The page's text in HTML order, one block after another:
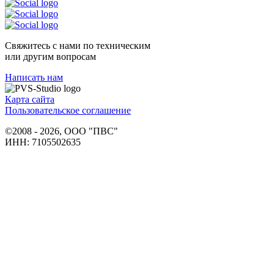
Свяжитесь с нами по техническим
или другим вопросам
Написать нам
Карта сайта
Пользовательское соглашение
©2008 - 2026, ООО "ПВС"
ИНН: 7105502635